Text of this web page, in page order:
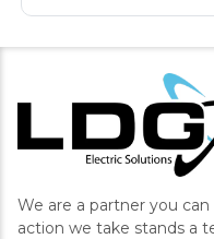
We are a partner you
action we take stands a